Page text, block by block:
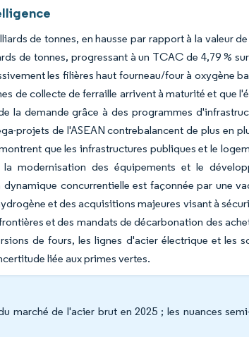
de tonnes, en hausse par rapport à la valeur
de tonnes, progressant à un TCAC de 4,79 %
les filières haut fourneau/four à oxygène
de collecte de ferraille arrivent à maturité et que
la demande grâce à des programmes
projets de l'ASEAN contrebalancent de plus en
que les infrastructures publiques et le
modernisation des équipements et le
concurrentielle est façonnée par une
et des acquisitions majeures visant à
et des mandats de décarbonation des
de fours, les lignes d'acier électrique et les
liée aux primes vertes.
marché de l'acier brut en 2025 ; les nuances